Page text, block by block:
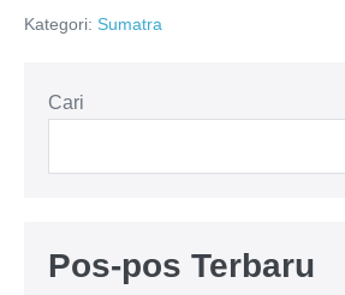
Kategori: Sumatra
Cari
Pos-pos Terbaru